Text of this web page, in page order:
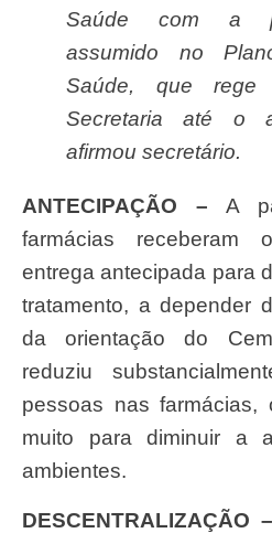
Saúde com a
assumido no
Saúde, que
Secretaria até o
afirmou secretário.
ANTECIPAÇÃO – A
farmácias receberam
entrega antecipada para
tratamento, a depender
da orientação do
reduziu
pessoas nas farmácias,
muito para diminuir a
ambientes.
DESCENTRALIZAÇÃO –